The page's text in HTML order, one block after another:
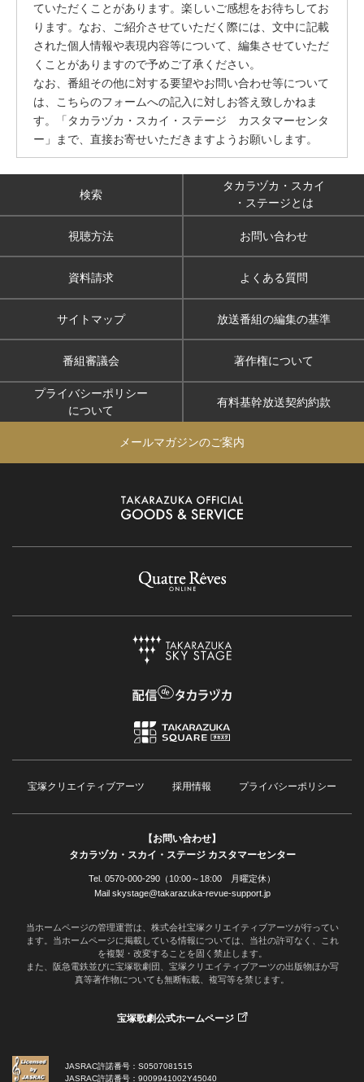
ていただくことがあります。楽しいご感想をお待ちしてお
ります。なお、ご紹介させていただく際には、文中に記載
された個人情報や表現内容等について、編集させていただ
くことがありますので予めご了承ください。
なお、番組その他に対する要望やお問い合わせ等について
は、こちらのフォームへの記入に対しお答え致しかねま
す。「タカラヅカ・スカイ・ステージ カスタマーセンタ
ー」まで、直接お寄せいただきますようお願いします。
検索
タカラヅカ・スカイ
・ステージとは
視聴方法 お問い合わせ
資料請求 よくある質問
サイトマップ 放送番組の編集の基準
番組審議会 著作権について
プライバシーポリシー
について
有料基幹放送契約約款
メールマガジンのご案内
宝塚クリエイティブアーツ 採用情報 プライバシーポリシー
【お問い合わせ】
タカラヅカ・スカイ・ステージ カスタマーセンター
Tel. 0570-000-290（10:00～18:00 月曜定休）
Mail skystage@takarazuka-revue-support.jp
当ホームページの管理運営は、株式会社宝塚クリエイティブアーツが行ってい
ます。当ホームページに掲載している情報については、当社の許可なく、これ
を複製・改変することを固く禁止します。
また、阪急電鉄並びに宝塚歌劇団、宝塚クリエイティブアーツの出版物ほか写
真等著作物についても無断転載、複写等を禁じます。
宝塚歌劇公式ホームページ
JASRAC許諾番号：S0507081515
JASRAC許諾番号：9009941002Y45040